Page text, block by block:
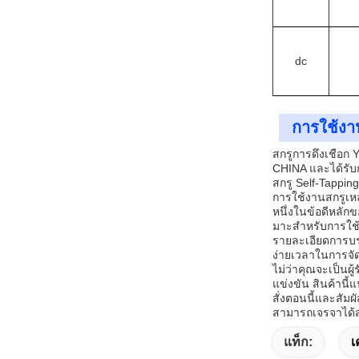
dc
การใช้ง
สกรูการดึงเชือก
CHINA และได้รั
สกรู Self-
การใช้งานสกรูเ
หนึ่งในข้อดีหลักข
มาะสําหรับการใ
รายละเอียดการ
ง่ายเวลาในการ
ไม่ว่าคุณจะเป็นผู้
แข่งขัน สินค้านี้แ
สั่งตอนนี้และสัมผั
สามารถเจรจาไ
แท็ก: